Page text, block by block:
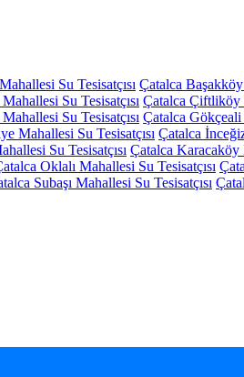
Su Tesisatçısı Çatalca Başakköy
Su Tesisatçısı Çatalca Çiftliköy
Su Tesisatçısı Çatalca Gökçeali
Mahallesi Su Tesisatçısı Çatalca
Su Tesisatçısı Çatalca Karacaköy
Oklalı Mahallesi Su Tesisatçısı
Subaşı Mahallesi Su Tesisatçısı